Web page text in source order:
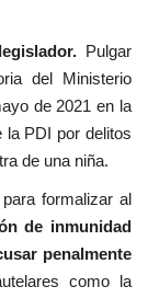
Pulgar
del Ministerio
de 2021 en la
la PDI por delitos
de una niña.
formalizar al
de inmunidad
penalmente
como la